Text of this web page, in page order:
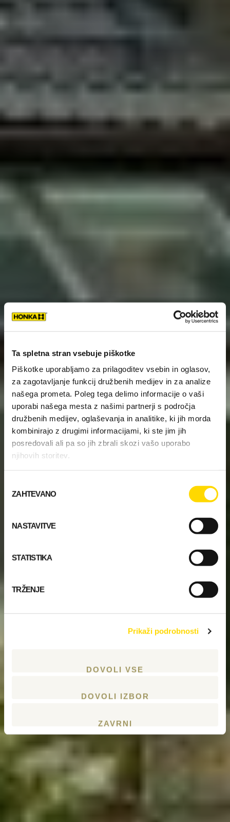
Ta spletna stran vsebuje piškotke
Piškotke uporabljamo za prilagoditev vsebin in oglasov,
za zagotavljanje funkcij družbenih medijev in za analize
našega prometa. Poleg tega delimo informacije o vaši
uporabi našega mesta z našimi partnerji s področja
družbenih medijev, oglaševanja in analitike, ki jih morda
kombinirajo z drugimi informacijami, ki ste jim jih
posredovali ali pa so jih zbrali skozi vašo uporabo
njihovih storitev.
soglasja
ZAHTEVANO
NASTAVITVE
STATISTIKA
TRŽENJE
Prikaži podrobnosti
DOVOLI VSE
DOVOLI IZBOR
ZAVRNI